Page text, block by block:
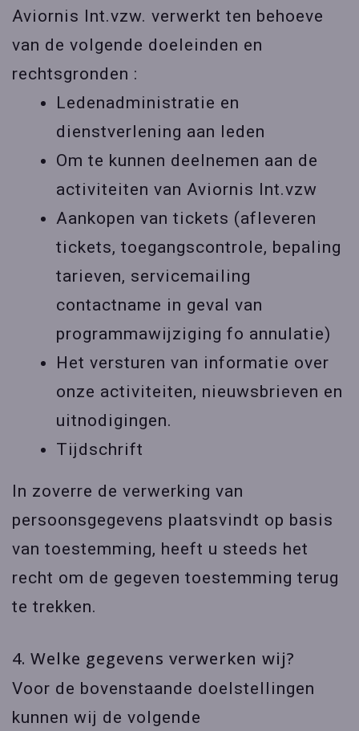
Aviornis Int.vzw. verwerkt ten behoeve
van de volgende doeleinden en
rechtsgronden :
Ledenadministratie en
dienstverlening aan leden
Om te kunnen deelnemen aan de
activiteiten van Aviornis Int.vzw
Aankopen van tickets (afleveren
tickets, toegangscontrole, bepaling
tarieven, servicemailing
contactname in geval van
programmawijziging fo annulatie)
Het versturen van informatie over
onze activiteiten, nieuwsbrieven en
uitnodigingen.
Tijdschrift
In zoverre de verwerking van
persoonsgegevens plaatsvindt op basis
van toestemming, heeft u steeds het
recht om de gegeven toestemming terug
te trekken.
4. Welke gegevens verwerken wij?
Voor de bovenstaande doelstellingen
kunnen wij de volgende